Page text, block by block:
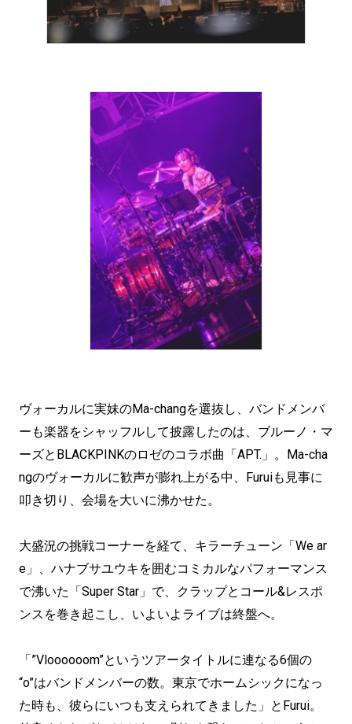
ヴォーカルに実妹のMa-changを選抜し、バンドメンバ
ーも楽器をシャッフルして披露したのは、ブルーノ・マ
ーズとBLACKPINKのロゼのコラボ曲「APT.」。Ma-cha
ngのヴォーカルに歓声が膨れ上がる中、Furuiも見事に
叩き切り、会場を大いに沸かせた。
大盛況の挑戦コーナーを経て、キラーチューン「We ar
e」、ハナブサユウキを囲むコミカルなパフォーマンス
で沸いた「Super Star」で、クラップとコール&レスポ
ンスを巻き起こし、いよいよライブは終盤へ。
「”Vloooooom”というツアータイトルに連なる6個の
“o”はバンドメンバーの数。東京でホームシックになっ
た時も、彼らにいつも支えられてきました」とFurui。